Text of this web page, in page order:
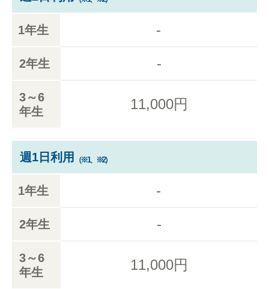
1年生 -
2年生 -
3～6
年生
11,000円
週1日利用 （※1、※2）
1年生 -
2年生 -
3～6
年生
11,000円